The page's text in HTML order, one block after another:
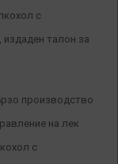
с
издаден талон за
производство
на лек
с